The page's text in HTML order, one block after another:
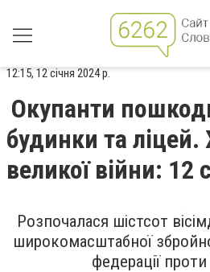
12:15, 12 січня 2024 р.
Окупанти
будинки та ліцей.
великої війни: 12
Розпочалася шістсот
широкомасштабної
федерації